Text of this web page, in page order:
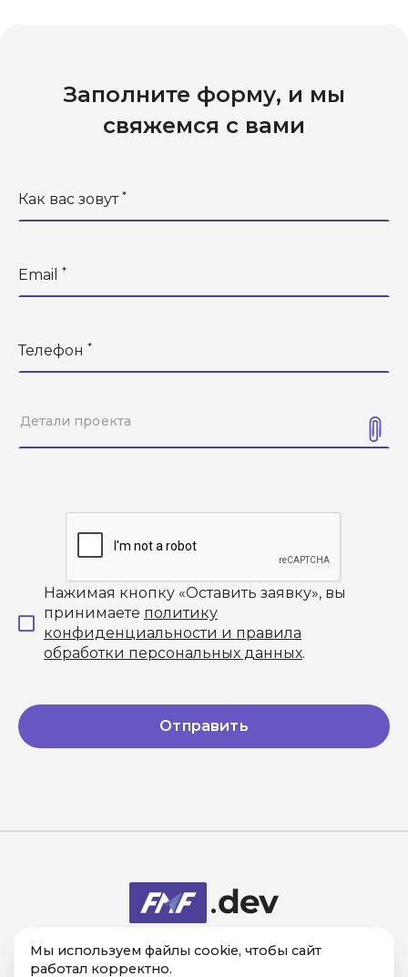
Заполните форму, и мы
свяжемся с вами
Как вас зовут *
Email *
Телефон *
Нажимая кнопку «Оставить заявку», вы
принимаете политику
конфиденциальности и правила
обработки персональных данных.
Отправить
Компания в
реестре
аккредитованных
Мы используем файлы cookie, чтобы сайт
работал корректно.